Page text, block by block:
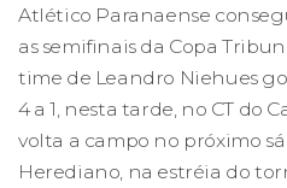
Atlético Paranaense
as semifinais da Copa
time de Leandro Niehues
4 a 1, nesta tarde, no CT do
volta a campo no próximo
Herediano, na estréia do